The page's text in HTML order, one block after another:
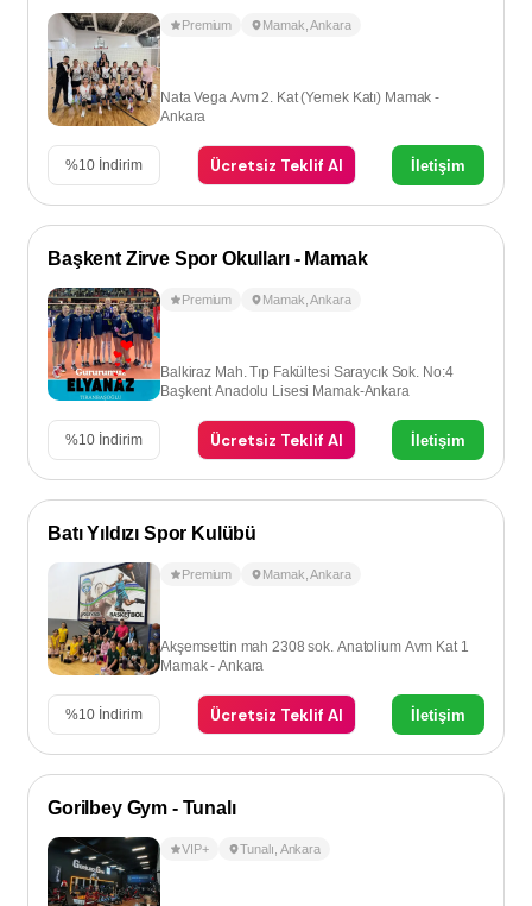
Premium Mamak ,Ankara
Nata Vega Avm 2. Kat (Yemek Katı) Mamak -
Ankara
%10 İndirim Ücretsiz Teklif Al İletişim
Başkent Zirve Spor Okulları - Mamak
Premium Mamak ,Ankara
Balkiraz Mah. Tıp Fakültesi Saraycık Sok. No:4
Başkent Anadolu Lisesi Mamak-Ankara
%10 İndirim Ücretsiz Teklif Al İletişim
Batı Yıldızı Spor Kulübü
Premium Mamak ,Ankara
Akşemsettin mah 2308 sok. Anatolium Avm Kat 1
Mamak - Ankara
%10 İndirim Ücretsiz Teklif Al İletişim
Gorilbey Gym - Tunalı
VIP+ Tunalı Ankara